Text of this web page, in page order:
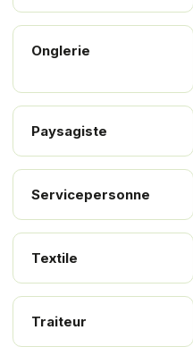
Onglerie
Paysagiste
Servicepersonne
Textile
Traiteur